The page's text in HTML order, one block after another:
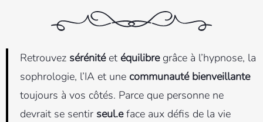
Retrouvez sérénité et équilibre grâce à l’hypnose, la
sophrologie, l’IA et une communauté bienveillante
toujours à vos côtés. Parce que personne ne
devrait se sentir seul.eface aux défis de la vie